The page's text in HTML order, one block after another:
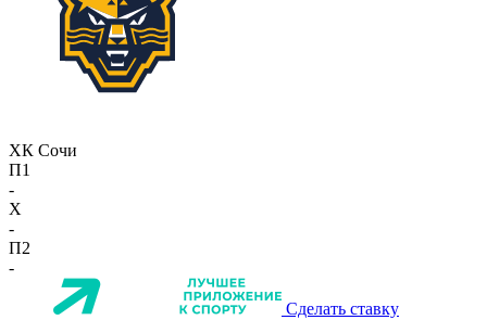
ХК Сочи
П1
-
X
-
П2
-
Сделать ставку